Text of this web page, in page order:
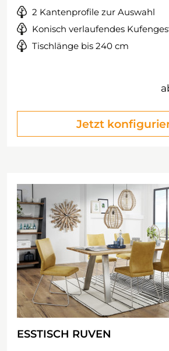
2 Kantenprofile zur Auswahl
Konisch verlaufendes
Tischlänge bis 240 cm
Jetzt
ESSTISCH RUVEN